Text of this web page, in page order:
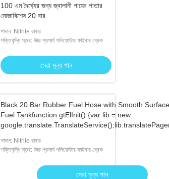
100 এম দৈর্ঘ্যের জন্য জ্বালানী পায়ের পাতার
মোজাবিশেষ 20 বার
পাদান: Nitrile রাবার
শক্তিবৃদ্ধি স্তর: উচ্চ প্রসার্য পলিয়েস্টার ফাইবার ব্রেক
সেরা মূল্য পান
Black 20 Bar Rubber Fuel Hose with Smooth Surface For
Fuel Tankfunction gtElInit() {var lib = new
পাদান: Nitrile রাবার
শক্তিবৃদ্ধি স্তর: উচ্চ প্রসার্য পলিয়েস্টার ফাইবার ব্রেক
সেরা মূল্য পান